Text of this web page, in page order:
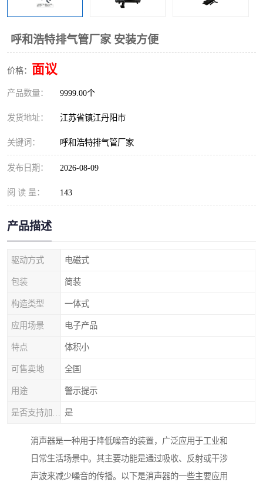
呼和浩特排气管厂家 安装方便
价格： 面议
产品数量： 9999.00个
发货地址： 江苏省镇江丹阳市
关键词： 呼和浩特排气管厂家
发布日期： 2026-08-09
阅 读 量： 143
产品描述
驱动方式 电磁式
包装 简装
构造类型 一体式
应用场景 电子产品
特点 体积小
可售卖地 全国
用途 警示提示
是
消声器是一种用于降低噪音的装置，广泛应用于工业和
日常生活场景中。其主要功能是通过吸收、反射或干涉
声波来减少噪音的传播。以下是消声器的一些主要应用